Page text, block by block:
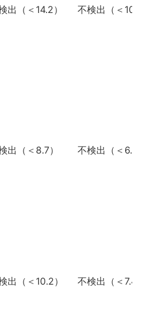
出（＜14.2） 不検出（＜
出（＜8.7） 不検出（＜6.2
出（＜10.2） 不検出（＜7.4